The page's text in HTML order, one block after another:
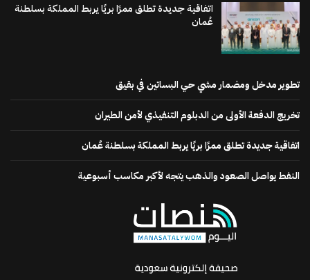
اتفاقية جديدة تطلق ممرًا بريًا يربط المملكة بسلطنة
عُمان
تطوير مدخل ومضمار مشي حي البساتين في بقيق
تخريج الدفعة الأولى من الدبلوم التنفيذي لأمن الطيران
اتفاقية جديدة تطلق ممرًا بريًا يربط المملكة بسلطنة عُمان
النفط يواصل الصعود والذهب يتجه لأكبر مكاسب أسبوعية